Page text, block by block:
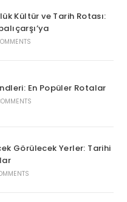
Kültür ve Tarih Rotası:
En Popüler Rotalar
Görülecek Yerler: Tarihi